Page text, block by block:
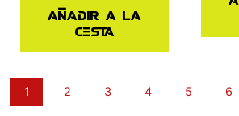
Añadir a la
cesta
1 2 3 4 5 6